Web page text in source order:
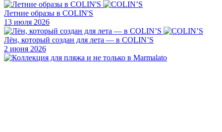
Летние образы в COLIN'S
13 июля 2026
Лён, который создан для лета — в COLIN’S
2 июня 2026